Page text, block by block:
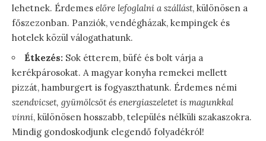
lehetnek. Érdemes előre lefoglalni a szállást, különösen a
főszezonban. Panziók, vendégházak, kempingek és
hotelek közül válogathatunk.
Étkezés: Sok étterem, büfé és bolt várja a
kerékpárosokat. A magyar konyha remekei mellett
pizzát, hamburgert is fogyaszthatunk. Érdemes némi
szendvicset, gyümölcsöt és energiaszeletet is magunkkal
vinni, különösen hosszabb, település nélküli szakaszokra.
Mindig gondoskodjunk elegendő folyadékról!